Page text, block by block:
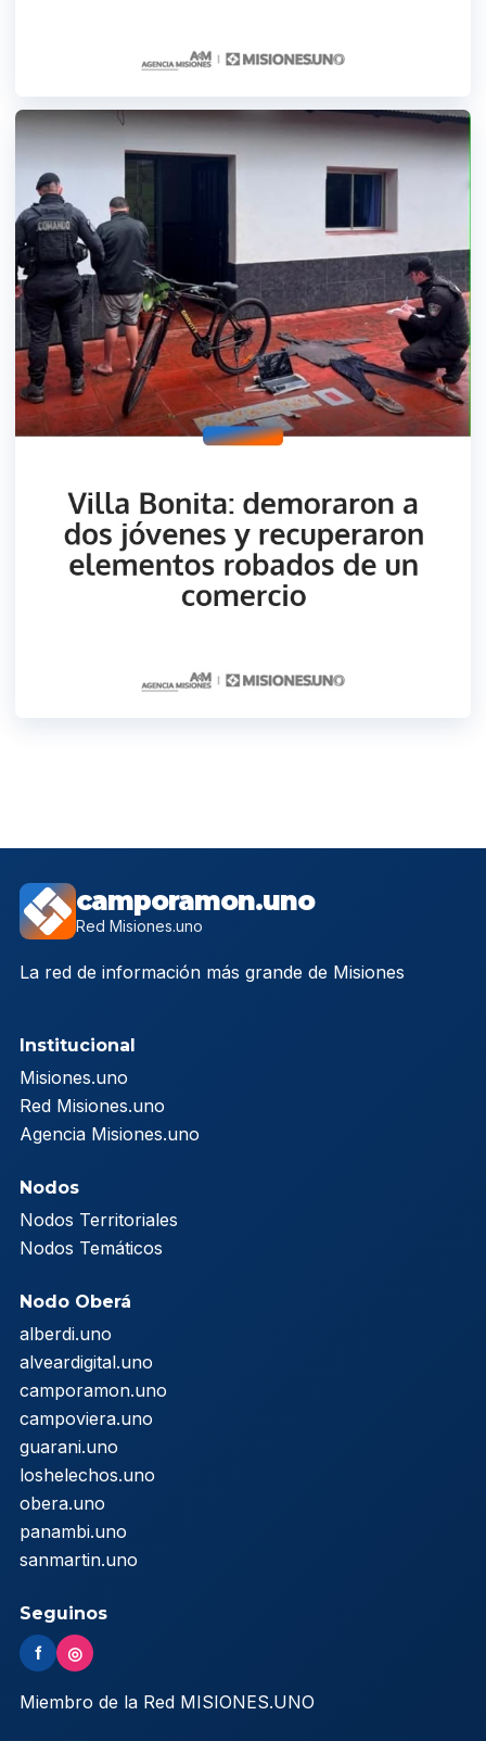
camporamon.uno
Red Misiones.uno
La red de información más grande de Misiones
Institucional
Misiones.uno
Red Misiones.uno
Agencia Misiones.uno
Nodos
Nodos Territoriales
Nodos Temáticos
Nodo Oberá
alberdi.uno
alveardigital.uno
camporamon.uno
campoviera.uno
guarani.uno
loshelechos.uno
obera.uno
panambi.uno
sanmartin.uno
Seguinos
f ◎
Miembro de la Red MISIONES.UNO